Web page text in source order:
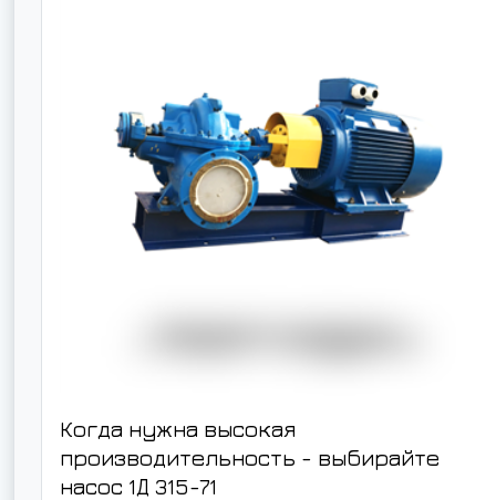
Когда нужна высокая
производительность - выбирайте
насос 1Д 315-71